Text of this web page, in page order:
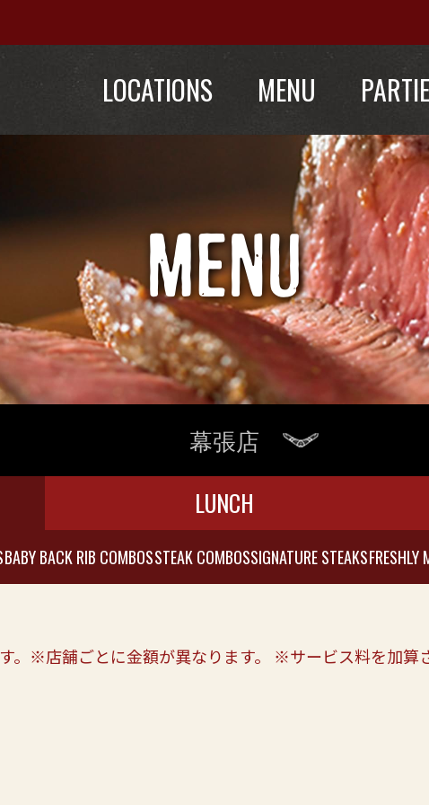
LOCATIONS MENU
MENU
幕張店
LUNCH
BABY BACK RIB COMBOSSTEAK COMBOSSIGNATURE STEAKSFRESHLY
。※店舗ごとに金額が異なります。 ※サービス料を加算